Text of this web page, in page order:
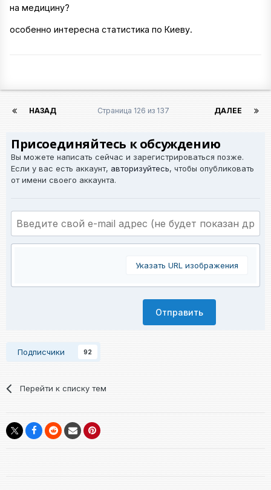
на медицину?
особенно интересна статистика по Киеву.
НАЗАД ДАЛЕЕ
Страница 126 из 137
Присоединяйтесь к обсуждению
Вы можете написать сейчас и зарегистрироваться позже.
Если у вас есть аккаунт, авторизуйтесь, чтобы опубликовать
от имени своего аккаунта.
Указать URL изображения
Отправить
Подписчики 92
Перейти к списку тем